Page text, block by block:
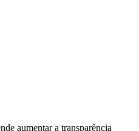
aumentar a transparência